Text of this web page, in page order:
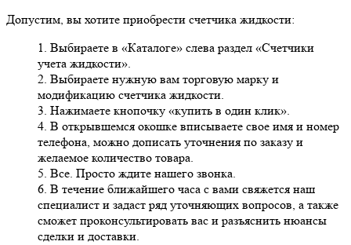
Допустим, вы хотите приобрести счетчика жидкости:
1. Выбираете в «Каталоге» слева раздел «Счетчики
учета жидкости».
2. Выбираете нужную вам торговую марку и
модификацию счетчика жидкости.
3. Нажимаете кнопочку «купить в один клик».
4. В открывшемся окошке вписываете свое имя и номер
телефона, можно дописать уточнения по заказу и
желаемое количество товара.
5. Все. Просто ждите нашего звонка.
6. В течение ближайшего часа с вами свяжется наш
специалист и задаст ряд уточняющих вопросов, а также
сможет проконсультировать вас и разъяснить нюансы
сделки и доставки.